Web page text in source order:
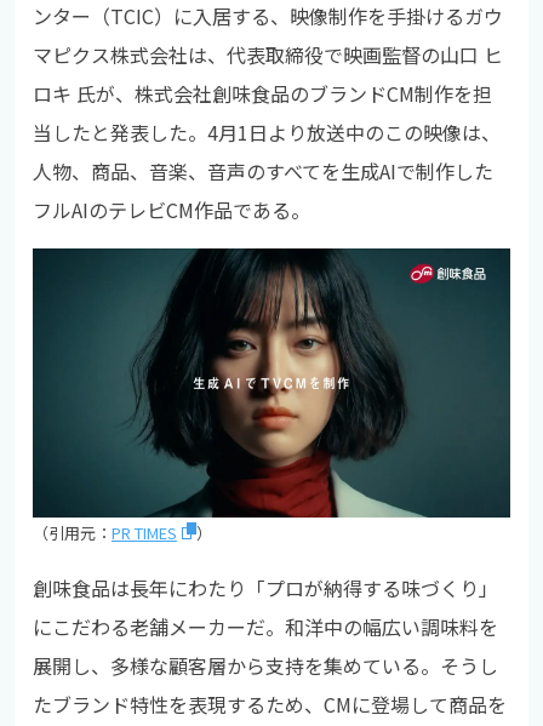
ンター（TCIC）に入居する、映像制作を手掛けるガウ
マピクス株式会社は、代表取締役で映画監督の山口 ヒ
ロキ 氏が、株式会社創味食品のブランドCM制作を担
当したと発表した。4月1日より放送中のこの映像は、
人物、商品、音楽、音声のすべてを生成AIで制作した
フルAIのテレビCM作品である。
（引用元： PR TIMES ）
創味食品は長年にわたり「プロが納得する味づくり」
にこだわる老舗メーカーだ。和洋中の幅広い調味料を
展開し、多様な顧客層から支持を集めている。そうし
たブランド特性を表現するため、CMに登場して商品を